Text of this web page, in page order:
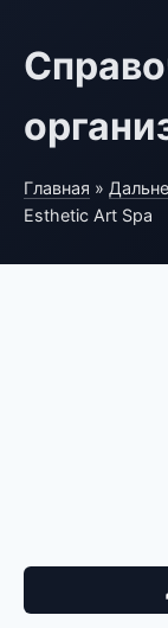
Главная »
Esthetic Art Spa